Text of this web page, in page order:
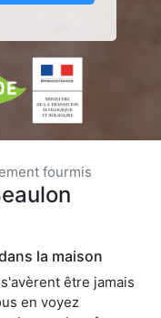
fourmis
la maison
être jamais
en voyez